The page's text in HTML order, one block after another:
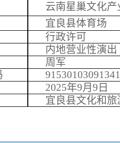
云南星巢文化产
宜良县体育场
行政许可
内地营业性演出
周军
2025年9月9日
宜良县文化和旅